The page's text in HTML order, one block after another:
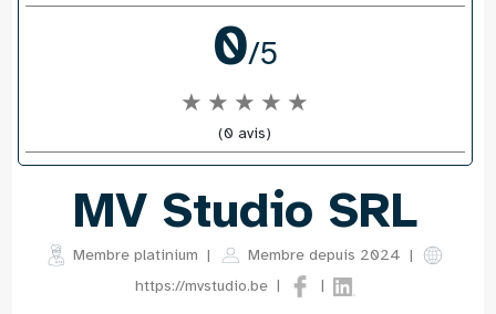
0/5
★ ★ ★ ★ ★
(0 avis)
MV Studio SRL
Membre platinium | Membre depuis 2024 |
https://mvstudio.be | |